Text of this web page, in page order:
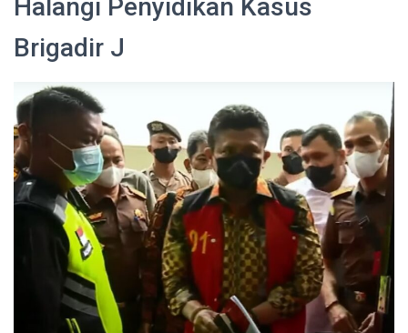
Halangi Penyidikan Kasus
Brigadir J